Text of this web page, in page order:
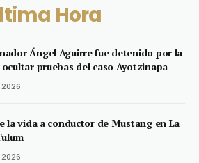
Hora
Ángel Aguirre fue detenido por la
ocultar pruebas del caso Ayotzinapa
la vida a conductor de Mustang en La